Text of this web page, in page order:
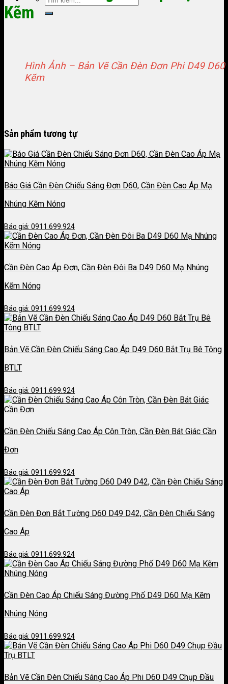
Kẽm
Hình Ảnh – Bản Vẽ Cần Đèn Đơn Phi D49 D60
Kẽm
Sản phẩm tương tự
Báo Giá Cần Đèn Chiếu Sáng Đơn D60, Cần Đèn Cao Áp Mạ
Nhúng Kẽm Nóng
Báo giá: 0911.699.924
Cần Đèn Cao Áp Đơn, Cần Đèn Đôi Ba D49 D60 Mạ Nhúng
Kẽm Nóng
Báo giá: 0911.699.924
Bản Vẽ Cần Đèn Chiếu Sáng Cao Áp D49 D60 Bắt Trụ Bê Tông
BTLT
Báo giá: 0911.699.924
Cần Đèn Chiếu Sáng Cao Áp Côn Tròn, Cần Đèn Bát Giác Cần
Đơn
Báo giá: 0911.699.924
Cần Đèn Đơn Bắt Tường D60 D49 D42, Cần Đèn Chiếu Sáng
Cao Áp
Báo giá: 0911.699.924
Cần Đèn Cao Áp Chiếu Sáng Đường Phố D49 D60 Mạ Kẽm
Nhúng Nóng
Báo giá: 0911.699.924
Bản Vẽ Cần Đèn Chiếu Sáng Cao Áp Phi D60 D49 Chụp Đầu